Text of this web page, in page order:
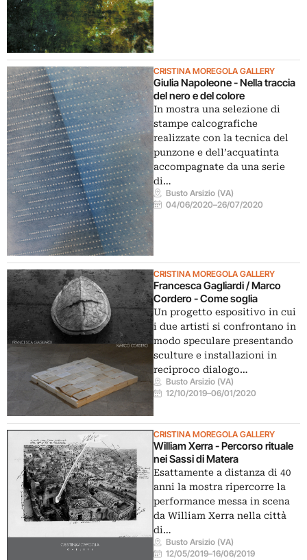
CRISTINA MOREGOLA GALLERY
Giulia Napoleone - Nella traccia
del nero e del colore
In mostra una selezione di
stampe calcografiche
realizzate con la tecnica del
punzone e dell’acquatinta
accompagnate da una serie
di…
Busto Arsizio (VA)
04/06/2020–26/07/2020
CRISTINA MOREGOLA GALLERY
Francesca Gagliardi / Marco
Cordero - Come soglia
Un progetto espositivo in cui
i due artisti si confrontano in
modo speculare presentando
sculture e installazioni in
reciproco dialogo…
Busto Arsizio (VA)
12/10/2019–06/01/2020
CRISTINA MOREGOLA GALLERY
William Xerra - Percorso rituale
nei Sassi di Matera
Esattamente a distanza di 40
anni la mostra ripercorre la
performance messa in scena
da William Xerra nella città
di…
Busto Arsizio (VA)
12/05/2019–16/06/2019